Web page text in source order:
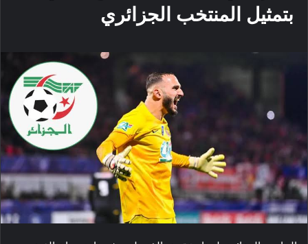
بتمثيل المنتخب الجزائري